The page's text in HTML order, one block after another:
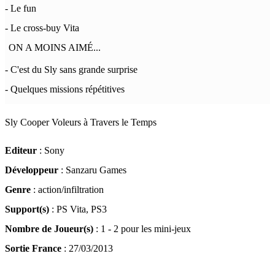
- Le fun
- Le cross-buy Vita
ON A MOINS AIMÉ...
- C'est du Sly sans grande surprise
- Quelques missions répétitives
Sly Cooper Voleurs à Travers le Temps
Editeur : Sony
Développeur : Sanzaru Games
Genre : action/infiltration
Support(s) : PS Vita, PS3
Nombre de Joueur(s) : 1 - 2 pour les mini-jeux
Sortie France : 27/03/2013